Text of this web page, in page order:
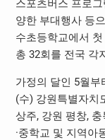
스포츠버스 프로
양한 부대행사 등
수초등학교에서
총 32회를 전국 각
가정의 달인 5월부
(수) 강원특별자치
상주, 강원 평창,
·중학교 및 지역아